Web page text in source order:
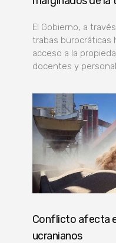
El Gobierno, a
trabas burocráticas
acceso a la
docentes y personal
Conflicto afecta
ucranianos